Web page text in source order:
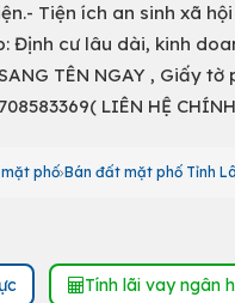
Tiện ích an sinh xã
Định cư lâu dài, kinh
TÊN NGAY , Giấy
LIÊN HỆ
phố Bán đất mặt phố Tỉnh
Tính lãi vay ngân